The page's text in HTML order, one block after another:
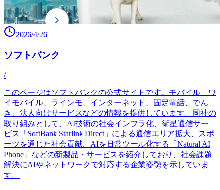
2026/4/26
ソフトバンク
/
このページはソフトバンクの公式サイトです。モバイル、ワ
イモバイル、ラインモ、インターネット、固定電話、でん
き、法人向けサービスなどの情報を提供しています。同社の
取り組みとして、AI技術の社会インフラ化、衛星通信サー
ビス「SoftBank Starlink Direct」による通信エリア拡大、スポ
ーツを通じた社会貢献、AIを日常ツール化する「Natural AI
Phone」などの新製品・サービスを紹介しており、社会課題
解決にAIやネットワークで対応する企業姿勢を示していま
す。